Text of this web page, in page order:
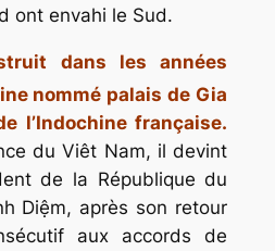
ont envahi le Sud.
dans les années
nommé palais de Gia
l’Indochine française.
du Viêt Nam, il devint
de la République du
Diệm, après son retour
aux accords de